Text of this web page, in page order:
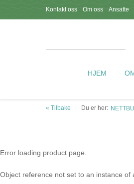
Kontakt oss Om oss Ansatte
HJEM
« Tilbake Du er her:
Error loading product page.
Object reference not set to an instance of